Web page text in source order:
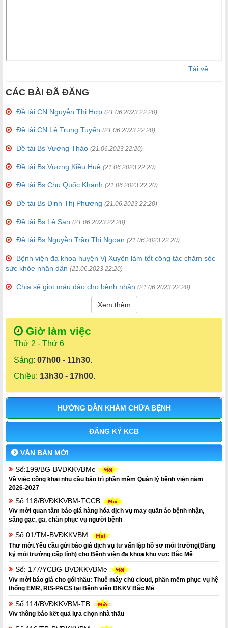
Tải về
CÁC BÀI ĐÃ ĐĂNG
Đề tài CN Nguyễn Thị Hợp (21.06.2023 22:20)
Đề tài CN Lê Trung Tuyến (21.06.2023 22:20)
Đề tài Bs Vương Thảo (21.06.2023 22:20)
Đề tài Bs Vương Kiều Huê (21.06.2023 22:20)
Đề tài Bs Chu Quốc Khánh (21.06.2023 22:20)
Đề tài Bs Đinh Thị Phương (21.06.2023 22:20)
Đề tài Bs Lê San (21.06.2023 22:20)
Đề tài Bs Nguyễn Trần Thị Ngoan (21.06.2023 22:20)
Bệnh viện đa khoa huyện Vị Xuyên làm tốt công tác chăm sóc
sức khỏe nhân dân (21.06.2023 22:20)
Chia sẻ giọt máu đào cho bệnh nhân (21.06.2023 22:20)
Xem thêm
Giờ làm việc
Thứ 2 - Thứ 6
Sáng: 07h00 - 11h30.
Chiều: 13h30 - 17h00.
HƯỚNG DẪN KHÁM CHỮA BỆNH
ĐĂNG KÝ KCB
VĂN BẢN MỚI
Số:199/BG-BVĐKKVBMe
Về việc công khai nhu cầu bảo trì phần mềm Quản lý bệnh viện năm
2026-2027
Số:118/BVĐKKVBM-TCCB
V/v mời quan tâm báo giá hàng hóa dịch vụ may quần áo bệnh nhận,
săng gạc, ga, chăn phục vụ người bệnh
Số 01/TM-BVĐKKVBM
Thư mời.Yêu cầu gửi báo giá dịch vụ tư vấn lập hồ sơ môi trường(Đăng
ký môi trường cấp tỉnh) cho Bệnh viện đa khoa khu vực Bắc Mê
Số: 177/YCBG-BVĐKKVBMe
V/v mời báo giá cho gói thầu: Thuê máy chủ cloud, phần mềm phục vụ hệ
thống EMR, RIS-PACS tại Bệnh viện ĐKKV Bắc Mê
Số:114/BVĐKKVBM-TB
V/v thông báo kết quả lựa chọn nhà thầu